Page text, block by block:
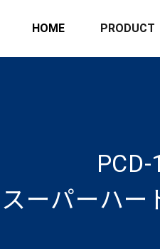
HOME PRODUCT
ーパーハー